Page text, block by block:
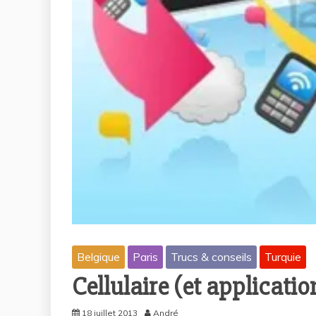
Belgique Paris Trucs & conseils Turquie
Cellulaire (et
18 juillet 2013 André